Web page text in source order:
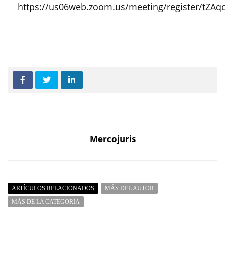
https://us06web.zoom.us/meeting/register/
Mercojuris
ARTÍCULOS RELACIONADOS
MÁS DEL AUTOR
MÁS DE LA CATEGORÍA